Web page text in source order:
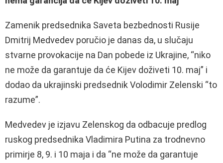
Zamenik predsednika Saveta bezbednosti Rusije
Dmitrij Medvedev poručio je danas da, u slučaju
stvarne provokacije na Dan pobede iz Ukrajine, “niko
ne može da garantuje da će Kijev doživeti 10. maj” i
dodao da ukrajinski predsednik Volodimir Zelenski “to
razume”.
Medvedev je izjavu Zelenskog da odbacuje predlog
ruskog predsednika Vladimira Putina za trodnevno
primirje 8, 9. i 10 maja i da “ne može da garantuje